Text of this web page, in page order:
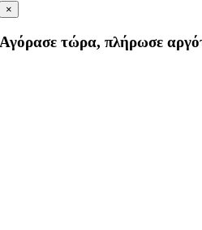
×
Αγόρασε τώρα, πλήρωσε